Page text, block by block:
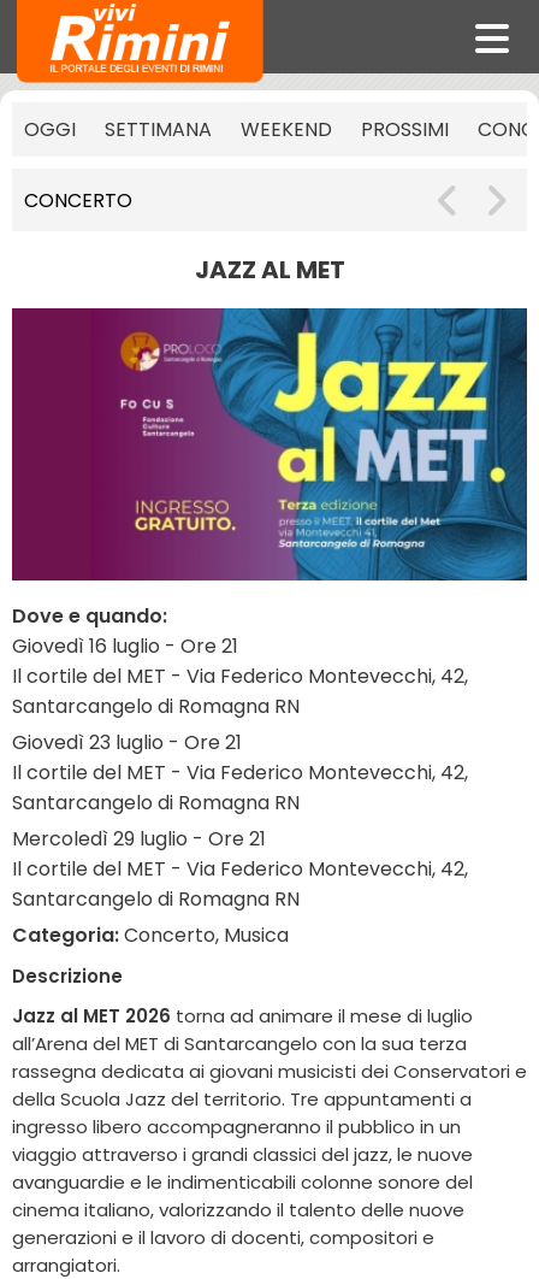
OGGI SETTIMANA WEEKEND PROSSIMI
CONCERTO
JAZZ AL MET
Dove e quando:
Giovedì 16 luglio - Ore 21
Il cortile del MET - Via Federico Montevecchi, 42,
Santarcangelo di Romagna RN
Giovedì 23 luglio - Ore 21
Il cortile del MET - Via Federico Montevecchi, 42,
Santarcangelo di Romagna RN
Mercoledì 29 luglio - Ore 21
Il cortile del MET - Via Federico Montevecchi, 42,
Santarcangelo di Romagna RN
Categoria:Concerto, Musica
Descrizione
Jazz al MET 2026 torna ad animare il mese di luglio
all’Arena del MET di Santarcangelo con la sua terza
rassegna dedicata ai giovani musicisti dei Conservatori e
della Scuola Jazz del territorio. Tre appuntamenti a
ingresso libero accompagneranno il pubblico in un
viaggio attraverso i grandi classici del jazz, le nuove
avanguardie e le indimenticabili colonne sonore del
cinema italiano, valorizzando il talento delle nuove
generazioni e il lavoro di docenti, compositori e
arrangiatori.